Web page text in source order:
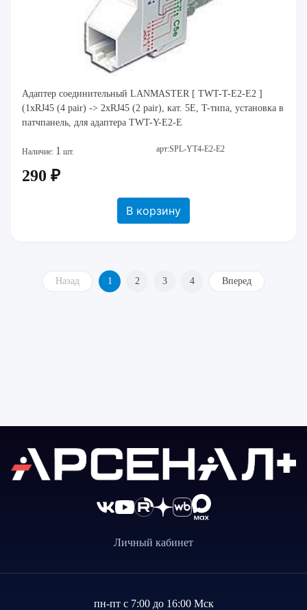
Адаптер соединительный LANMASTER [ TWT-T-E2-E2 ]
(1xRJ45 (4 pair) -> 2xRJ45 (2 pair), кат. 5Е, T-типа, установка в
патчпанель, для адаптера TWT-Y-E2-E
Наличие: 1 шт. арт:SPL-YT4-E2-E2
290 ₽
В корзину
Назад 1 2 3 4 Вперед
Личный кабинет
пн-пт с 7:00 до 16:00 Мск